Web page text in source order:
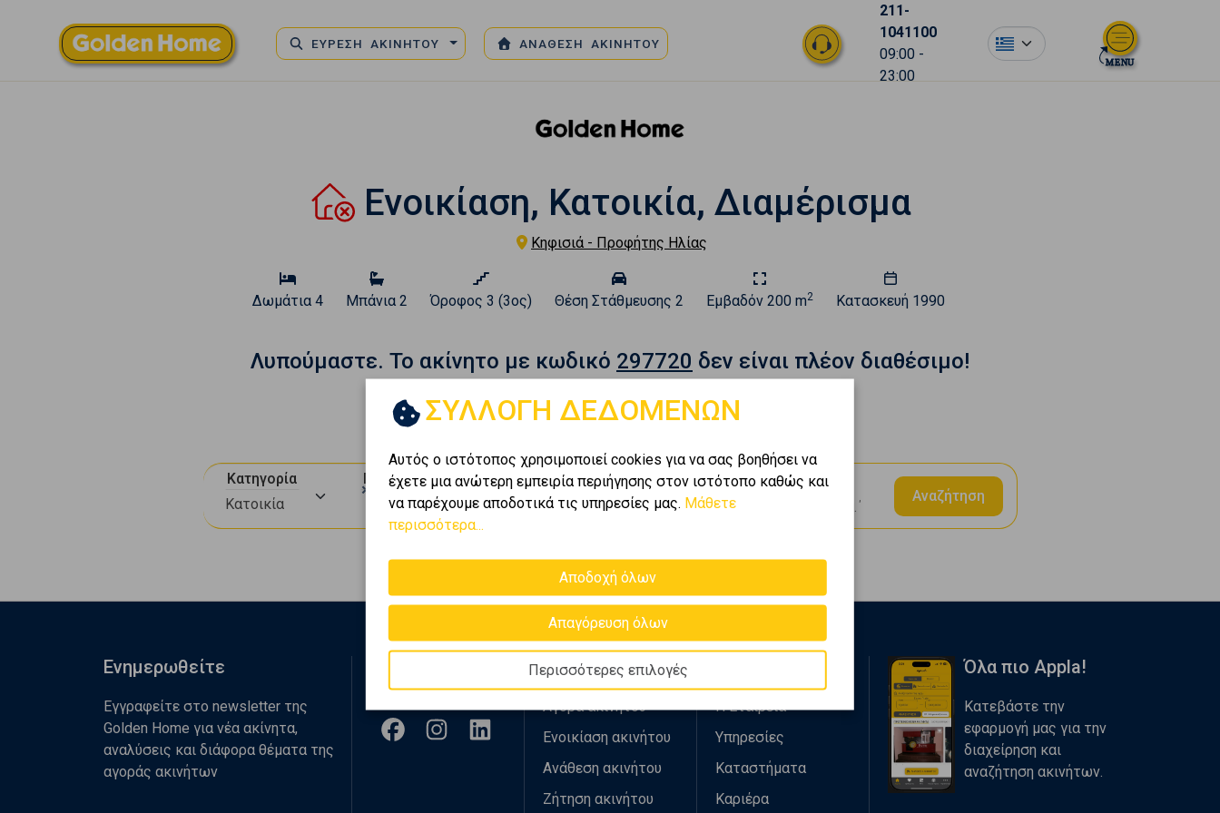
ΕΥΡΕΣΗ ΑΚΙΝΗΤΟΥ ΑΝΑΘΕΣΗ ΑΚΙΝΗΤΟΥ
211-
1041100
09:00 -
23:00
el
Ενοικίαση, Κατοικία, Διαμέρισμα
Κηφισιά - Προφήτης Ηλίας
Δωμάτια 4 Μπάνια 2 Όροφος 3 (3ος) Θέση Στάθμευσης 2 Εμβαδόν 200 m2 Κατασκευή 1990
Λυπούμαστε. To ακίνητο με κωδικό 297720 δεν είναι πλέον διαθέσιμο!
Κατηγορία
Κατοικία
× ×Προφήτης Ηλίας
Περιοχές Τιμή
Εμβαδόν
Αναζήτηση
Διαφορετικάεπικοινωνήστεμαζί μας.
ΣΥΛΛΟΓΗ ΔΕΔΟΜΕΝΩΝ
Αυτός ο ιστότοπος χρησιμοποιεί cookies για να σας βοηθήσει να
έχετε μια ανώτερη εμπειρία περιήγησης στον ιστότοπο καθώς και
να παρέχουμε αποδοτικά τις υπηρεσίες μας. Μάθετε
περισσότερα...
Αποδοχή όλων
Απαγόρευση όλων
Περισσότερες επιλογές
Ενημερωθείτε
Εγγραφείτε στο newsletter της
Golden Home για νέα ακίνητα,
αναλύσεις και διάφορα θέματα της
αγοράς ακινήτων
μας
Ψάχνω για
Αγορά ακινήτου
Ενοικίαση ακινήτου
Ανάθεση ακινήτου
Ζήτηση ακινήτου
Η Εταιρεία
Υπηρεσίες
Καταστήματα
Καριέρα
Όλα πιο Appla!
Κατεβάστε την
εφαρμογή μας για την
διαχείρηση και
αναζήτηση ακινήτων.